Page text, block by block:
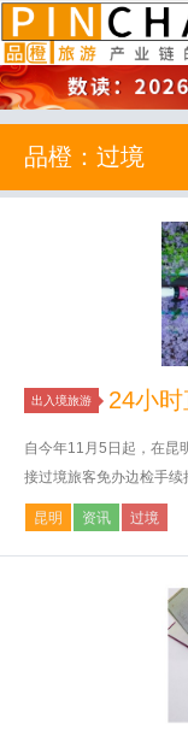
品橙旅游
品橙：过境
出入境旅游 24小
自今年11月5日起，在昆
接过境旅客免办边检手
昆明 资讯 过境